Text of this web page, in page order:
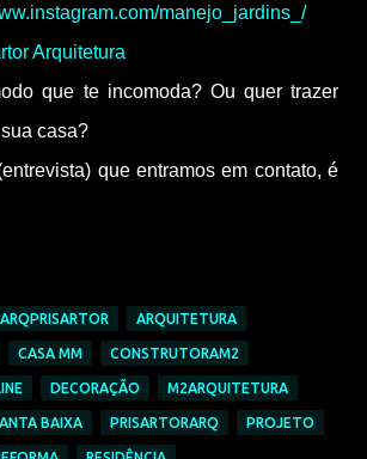
manejo_jardins_/
Arquitetura
que te incomoda? Ou quer trazer
casa?
que entramos em contato, é
ARQPRISARTOR ARQUITETURA
CASA MM CONSTRUTORAM2
DECORAÇÃO M2ARQUITETURA
BAIXA PRISARTORARQ PROJETO